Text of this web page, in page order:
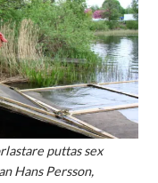
puttas sex
Hans Persson,